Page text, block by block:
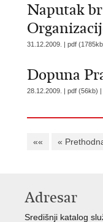
Naputak
31.12.2009. | pdf
Dopuna
28.12.2009. | pdf (56kb) |
«« «
Adresar
Središnji katalog